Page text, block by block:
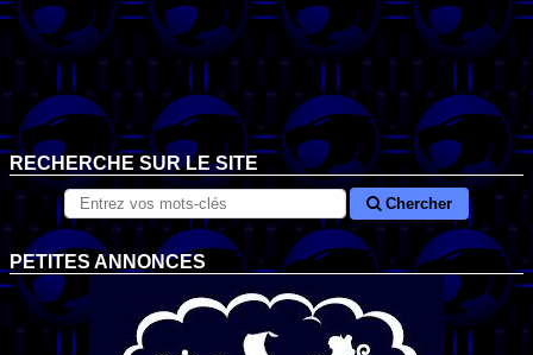
RECHERCHE SUR LE SITE
Chercher
PETITES ANNONCES